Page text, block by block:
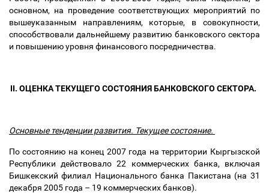
основном, на проведение соответствующих мероприятий по
вышеуказанным направлениям, которые, в совокупности,
способствовали дальнейшему развитию банковского сектора
и повышению уровня финансового посредничества.
II. ОЦЕНКА ТЕКУЩЕГО СОСТОЯНИЯ БАНКОВСКОГО СЕКТОРА.
Основные тенденции развития. Текущее состояние.
По состоянию на конец 2007 года на территории Кыргызской
Республики действовало 22 коммерческих банка, включая
Бишкекский филиал Национального банка Пакистана (на 31
декабря 2005 года – 19 коммерческих банков).